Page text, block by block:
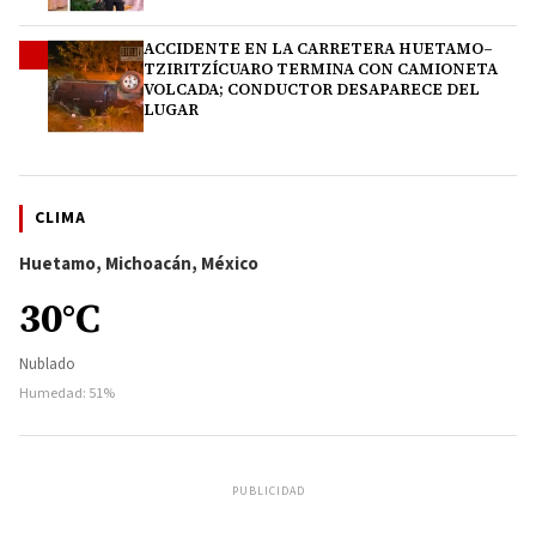
ACCIDENTE EN LA CARRETERA HUETAMO–
TZIRITZÍCUARO TERMINA CON CAMIONETA
VOLCADA; CONDUCTOR DESAPARECE DEL
LUGAR
CLIMA
Huetamo, Michoacán, México
30°C
Nublado
Humedad: 51%
PUBLICIDAD